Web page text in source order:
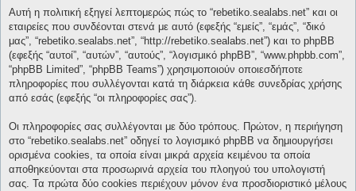
Αυτή η πολιτική εξηγεί λεπτομερώς πώς το “rebetiko.sealabs.net” και οι
εταιρείες που συνδέονται στενά με αυτό (εφεξής “εμείς”, “εμάς”, “δικό
μας”, “rebetiko.sealabs.net”, “http://rebetiko.sealabs.net”) και το phpBB
(εφεξής “αυτοί”, “αυτών”, “αυτούς”, “λογισμικό phpBB”, “www.phpbb.com”,
“phpBB Limited”, “phpBB Teams”) χρησιμοποιούν οποιεσδήποτε
πληροφορίες που συλλέγονται κατά τη διάρκεια κάθε συνεδρίας χρήσης
από εσάς (εφεξής “οι πληροφορίες σας”).
Οι πληροφορίες σας συλλέγονται με δύο τρόπους. Πρώτον, η περιήγηση
στο “rebetiko.sealabs.net” οδηγεί το λογισμικό phpBB να δημιουργήσει
ορισμένα cookies, τα οποία είναι μικρά αρχεία κειμένου τα οποία
αποθηκεύονται στα προσωρινά αρχεία του πλοηγού του υπολογιστή
σας. Τα πρώτα δύο cookies περιέχουν μόνον ένα προσδιοριστικό μέλους